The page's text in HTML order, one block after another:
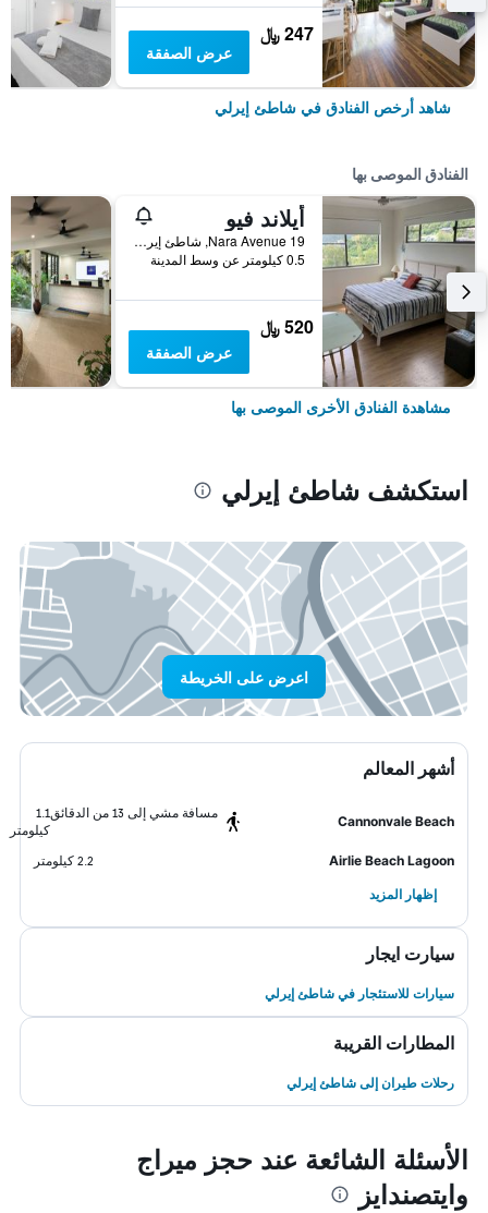
247 ﷼
عرض الصفقة
شاهد أرخص الفنادق في شاطئ إيرلي
الفنادق الموصى بها
أيلاند فيو
19 Nara Avenue, شاطئ إيرلي, QLD, أستراليا
0.5 كيلومتر عن وسط المدينة
520 ﷼
عرض الصفقة
مشاهدة الفنادق الأخرى الموصى بها
استكشف شاطئ إيرلي
اعرض على الخريطة
أشهر المعالم
Cannonvale Beach
مسافة مشي إلى 13 من الدقائق
1.1
كيلومتر
Airlie Beach Lagoon
2.2 كيلومتر
إظهار المزيد
سيارت ايجار
سيارات للاستئجار في شاطئ إيرلي
المطارات القريبة
رحلات طيران إلى شاطئ إيرلي
الأسئلة الشائعة عند حجز ميراج
وايتصندايز